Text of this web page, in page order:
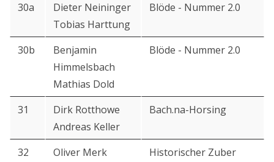
30a
Dieter Neininger
Tobias Harttung
Blöde - Nummer 2.0
30b
Benjamin
Himmelsbach
Mathias Dold
Blöde - Nummer 2.0
31
Dirk Rotthowe
Andreas Keller
Bach.na-Horsing
32
Oliver Merk
Historischer Zuber